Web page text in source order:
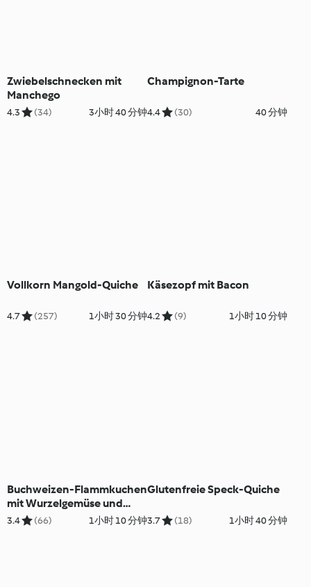
Zwiebelschnecken mit
Manchego
4.3 (34) 3小时 40 分钟
Champignon-Tarte
4.4 (30) 40 分钟
Vollkorn Mangold-Quiche
4.7 (257) 1小时 30 分钟
Käsezopf mit Bacon
4.2 (9) 1小时 10 分钟
Buchweizen-Flammkuchen
mit Wurzelgemüse und
Chili-Honigglasur
3.4 (66) 1小时 10 分钟
Glutenfreie Speck-Quiche
3.7 (18) 1小时 40 分钟